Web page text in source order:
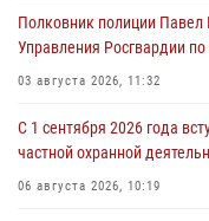
07 августа 2026, 05:32
С 1 сентября 2026 года
06 августа 2026, 10:19
Росгвардейцы задержали
Полковник полиции Павел
Управления Росгвардии
03 августа 2026, 11:32
С 1 сентября 2026 года
частной охранной
06 августа 2026, 10:19